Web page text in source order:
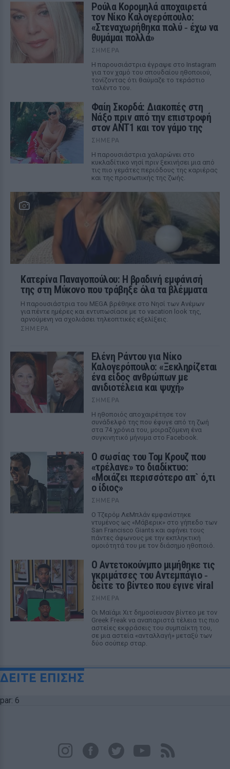
Ρούλα Κορομηλά αποχαιρετά
τον Νίκο Καλογερόπουλο:
«Στεναχωρήθηκα πολύ ‑ έχω να
θυμάμαι πολλά»
ΣΉΜΕΡΑ
Η παρουσιάστρια έγραψε στο Instagram
για τον χαμό του σπουδαίου ηθοποιού,
τονίζοντας ότι θαύμαζε το τεράστιο
ταλέντο του.
Φαίη Σκορδά: Διακοπές στη
Νάξο πριν από την επιστροφή
στον ΑΝΤ1 και τον γάμο της
ΣΉΜΕΡΑ
Η παρουσιάστρια χαλαρώνει στο
κυκλαδίτικο νησί πριν ξεκινήσει μια από
τις πιο γεμάτες περιόδους της καριέρας
και της προσωπικής της ζωής.
Κατερίνα Παναγοπούλου: Η βραδινή εμφάνισή
της στη Μύκονο που τράβηξε όλα τα βλέμματα
Η παρουσιάστρια του MEGA βρέθηκε στο Νησί των Ανέμων
για πέντε ημέρες και εντυπωσίασε με το vacation look της,
αρνούμενη να σχολιάσει τηλεοπτικές εξελίξεις.
ΣΉΜΕΡΑ
Ελένη Ράντου για Νίκο
Καλογερόπουλο: «Ξεκληρίζεται
ένα είδος ανθρώπων με
ανιδιοτέλεια και ψυχή»
ΣΉΜΕΡΑ
Η ηθοποιός αποχαιρέτησε τον
συνάδελφό της που έφυγε από τη ζωή
στα 74 χρόνια του, μοιραζόμενη ένα
συγκινητικό μήνυμα στο Facebook.
Ο σωσίας του Τομ Κρουζ που
«τρέλανε» το διαδίκτυο:
«Μοιάζει περισσότερο απ` ό,τι
ο ίδιος»
ΣΉΜΕΡΑ
Ο Τζερόμ ΛεΜπλάν εμφανίστηκε
ντυμένος ως «Μάβερικ» στο γήπεδο των
San Francisco Giants και αφήνει τους
πάντες άφωνους με την εκπληκτική
ομοιότητά του με τον διάσημο ηθοποιό.
Ο Αντετοκούνμπο μιμήθηκε τις
γκριμάτσες του Αντεμπάγιο ‑
δείτε το βίντεο που έγινε viral
ΣΉΜΕΡΑ
Οι Μαϊάμι Χιτ δημοσίευσαν βίντεο με τον
Greek Freak να αναπαριστά τέλεια τις πιο
αστείες εκφράσεις του συμπαίκτη του,
σε μια αστεία «ανταλλαγή» μεταξύ των
δύο σούπερ σταρ.
ΔΕΙΤΕ ΕΠΙΣΗΣ
par: 6